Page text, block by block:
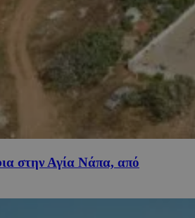
στην Αγία Νάπα, από